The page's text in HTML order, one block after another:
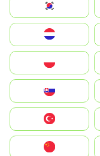
South Korea
United States
中國香港特別行政區